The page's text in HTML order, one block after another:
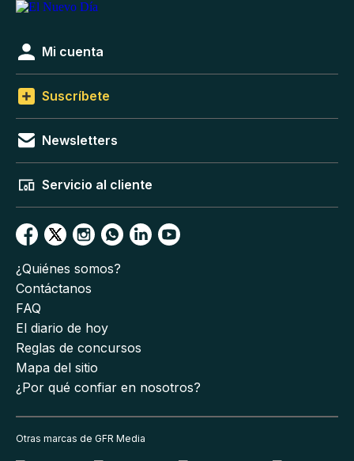
Mi cuenta
Suscríbete
Newsletters
Servicio al cliente
¿Quiénes somos?
Contáctanos
FAQ
El diario de hoy
Reglas de concursos
Mapa del sitio
¿Por qué confiar en nosotros?
Otras marcas de GFR Media